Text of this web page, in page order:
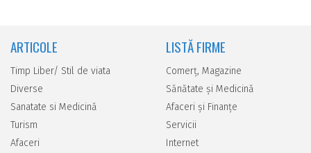
ARTICOLE
Timp Liber/ Stil de viata
Diverse
Sanatate si Medicină
Turism
Afaceri
LISTĂ FIRME
Comerţ, Magazine
Sănătate şi Medicină
Afaceri şi Finanţe
Servicii
Internet